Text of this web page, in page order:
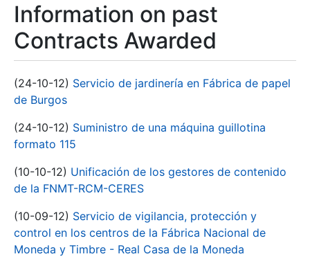
Information on past
Contracts Awarded
(24-10-12) Servicio de jardinería en Fábrica de papel
de Burgos
(24-10-12) Suministro de una máquina guillotina
formato 115
(10-10-12) Unificación de los gestores de contenido
de la FNMT-RCM-CERES
(10-09-12) Servicio de vigilancia, protección y
control en los centros de la Fábrica Nacional de
Moneda y Timbre - Real Casa de la Moneda